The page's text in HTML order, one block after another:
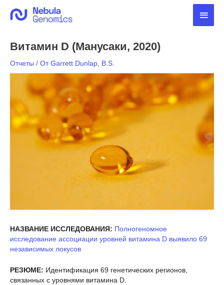
содержимому
Витамин D (Манусаки, 2020)
Отчеты / ОтGarrett Dunlap, B.S.
НАЗВАНИЕ ИССЛЕДОВАНИЯ: Полногеномное
исследование ассоциации уровней витамина D выявило 69
независимых локусов
РЕЗЮМЕ: Идентификация 69 генетических регионов,
связанных с уровнями витамина D.